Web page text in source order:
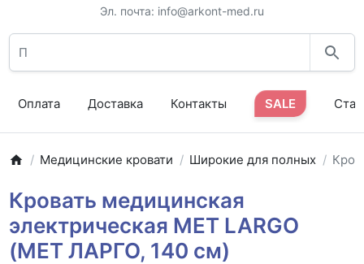
Эл. почта: info@arkont-med.ru
Оплата Доставка Контакты SALE
Медицинские кровати Широкие для полных
Кровать медицинская
электрическая MET LARGO
(МЕТ ЛАРГО, 140 см)